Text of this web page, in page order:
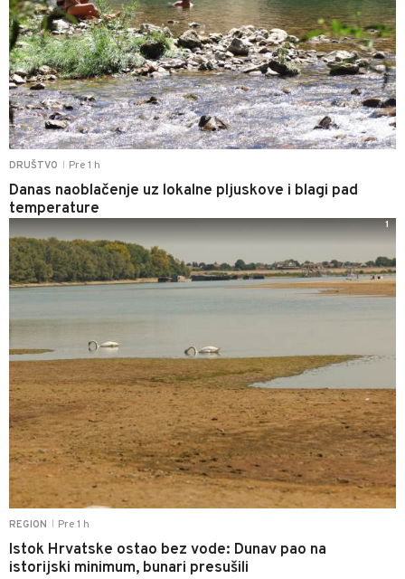
DRUŠTVO Pre 1 h
Danas naoblačenje uz lokalne pljuskove i blagi pad
temperature
REGION Pre 1 h
Istok Hrvatske ostao bez vode: Dunav pao na
istorijski minimum, bunari presušili
1